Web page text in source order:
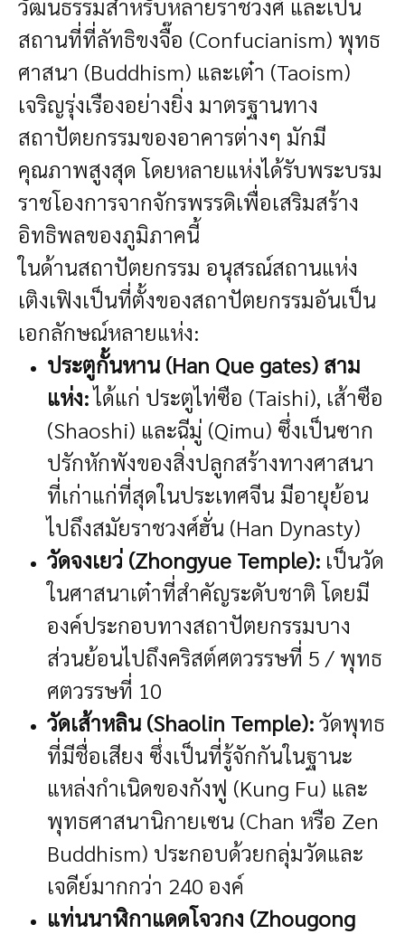
วัฒนธรรมสำหรับหลายราชวงศ์ และเป็น
สถานที่ที่ลัทธิขงจื๊อ (Confucianism) พุทธ
ศาสนา (Buddhism) และเต๋า (Taoism)
เจริญรุ่งเรืองอย่างยิ่ง มาตรฐานทาง
สถาปัตยกรรมของอาคารต่างๆ มักมี
คุณภาพสูงสุด โดยหลายแห่งได้รับพระบรม
ราชโองการจากจักรพรรดิเพื่อเสริมสร้าง
อิทธิพลของภูมิภาคนี้
ในด้านสถาปัตยกรรม อนุสรณ์สถานแห่ง
เติงเฟิงเป็นที่ตั้งของสถาปัตยกรรมอันเป็น
เอกลักษณ์หลายแห่ง:
ประตูกั้นหาน (Han Que gates) สาม
แห่ง:ได้แก่ ประตูไท่ซือ (Taishi), เส้าซือ
(Shaoshi) และฉีมู่ (Qimu) ซึ่งเป็นซาก
ปรักหักพังของสิ่งปลูกสร้างทางศาสนา
ที่เก่าแก่ที่สุดในประเทศจีน มีอายุย้อน
ไปถึงสมัยราชวงศ์ฮั่น (Han Dynasty)
วัดจงเยว่ (Zhongyue Temple): เป็นวัด
ในศาสนาเต๋าที่สำคัญระดับชาติ โดยมี
องค์ประกอบทางสถาปัตยกรรมบาง
ส่วนย้อนไปถึงคริสต์ศตวรรษที่ 5 / พุทธ
ศตวรรษที่ 10
วัดเส้าหลิน (Shaolin Temple):วัดพุทธ
ที่มีชื่อเสียง ซึ่งเป็นที่รู้จักกันในฐานะ
แหล่งกำเนิดของกังฟู (Kung Fu) และ
พุทธศาสนานิกายเซน (Chan หรือ Zen
Buddhism) ประกอบด้วยกลุ่มวัดและ
เจดีย์มากกว่า 240 องค์
แท่นนาฬิกาแดดโจวกง (Zhougong